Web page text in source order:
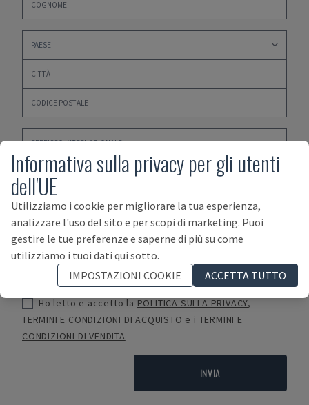
Ho letto e accetto la POLITICA SULLA PRIVACY,
TERMINI E CONDIZIONI DI ACQUISTO e i TERMINI E
CONDIZIONI DI VENDITA
INVIA
Informativa sulla privacy per gli utenti
dell'UE
Utilizziamo i cookie per migliorare la tua esperienza,
analizzare l'uso del sito e per scopi di marketing. Puoi
gestire le tue preferenze e saperne di più su come
utilizziamo i tuoi dati qui sotto.
IMPOSTAZIONI COOKIE
ACCETTA TUTTO